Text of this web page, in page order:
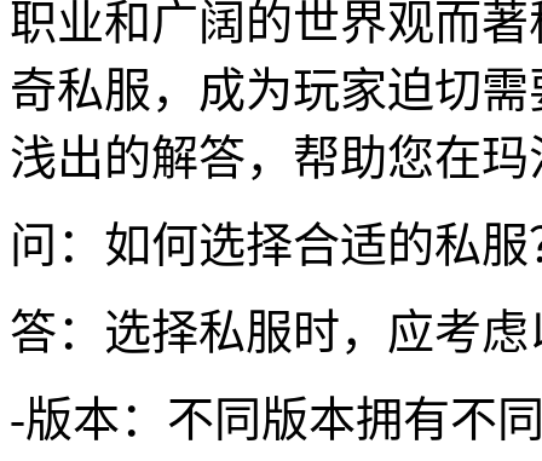
职业和广阔的世界观而
奇私服，成为玩家迫切
浅出的解答，帮助您在
问：如何选择合适的私服
答：选择私服时，应考
-版本：不同版本拥有不